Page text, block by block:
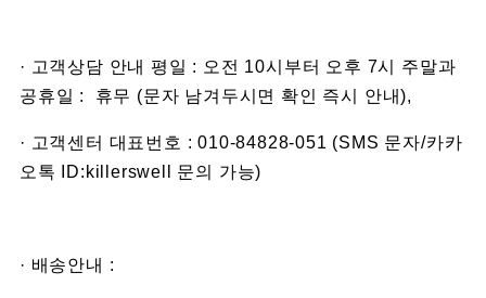
· 고객상담 안내 평일 : 오전 10시부터 오후 7시 주말과
공휴일 : 휴무 (문자 남겨두시면 확인 즉시 안내),
· 고객센터 대표번호 : 010-84828-051 (SMS 문자/카카
오톡 ID:killerswell 문의 가능)
· 배송안내 :